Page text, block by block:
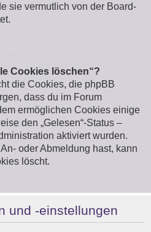
sie vermutlich von der Board-
Cookies löschen“?
die Cookies, die phpBB
dass du im Forum
ermöglichen Cookies einige
den „Gelesen“-Status –
aktiviert wurden.
oder Abmeldung hast, kann
löscht.
und -einstellungen